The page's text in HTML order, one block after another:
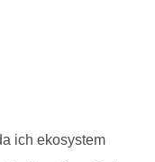
ich ekosystem